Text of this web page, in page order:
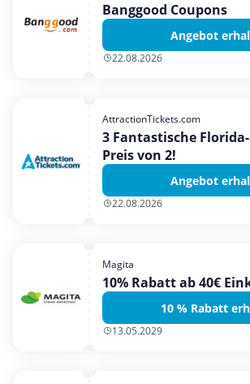
Banggood Coupons
Angebot
22.08.2026
AttractionTickets.com
3 Fantastische
Preis von 2!
Angebot
22.08.2026
Magita
10% Rabatt ab 40€
10 % Rabatt
13.05.2029